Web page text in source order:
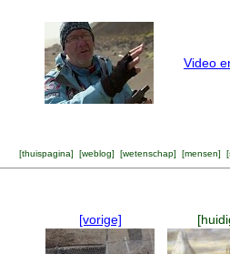
Video
[thuispagina] [weblog] [wetenschap] [mensen] [
[vorige]